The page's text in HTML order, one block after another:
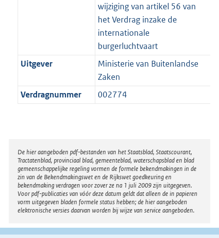
wijziging van artikel 56 van
het Verdrag inzake de
internationale
burgerluchtvaart
Uitgever
Ministerie van Buitenlandse
Zaken
Verdragnummer
002774
Disclaimer
De hier aangeboden pdf-bestanden van het Staatsblad, Staatscourant,
Tractatenblad, provinciaal blad, gemeenteblad, waterschapsblad en blad
gemeenschappelijke regeling vormen de formele bekendmakingen in de
zin van de Bekendmakingswet en de Rijkswet goedkeuring en
bekendmaking verdragen voor zover ze na 1 juli 2009 zijn uitgegeven.
Voor pdf-publicaties van vóór deze datum geldt dat alleen de in papieren
vorm uitgegeven bladen formele status hebben; de hier aangeboden
elektronische versies daarvan worden bij wijze van service aangeboden.